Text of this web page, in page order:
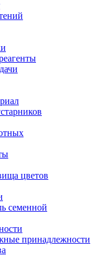
цветов
семенной
принадлежности